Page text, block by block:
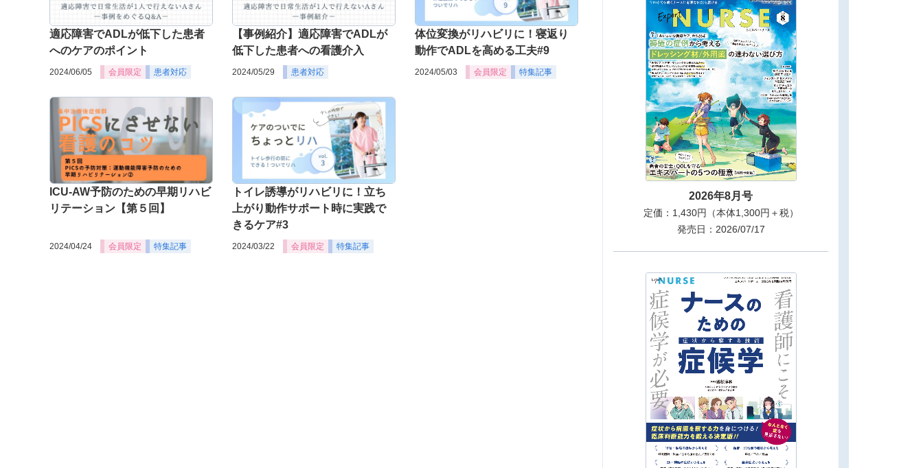
適応障害でADLが低下した患者
へのケアのポイント
2024/06/05 会員限定 患者対応
【事例紹介】適応障害でADLが
低下した患者への看護介入
2024/05/29 患者対応
体位変換がリハビリに！寝返り
動作でADLを高める工夫#9
2024/05/03 会員限定 特集記事
ICU-AW予防のための早期リハビ
リテーション【第５回】
2024/04/24 会員限定 特集記事
トイレ誘導がリハビリに！立ち
上がり動作サポート時に実践で
きるケア#3
2024/03/22 会員限定 特集記事
2026年8月号
定価：1,430円（本体1,300円＋税）
発売日：2026/07/17